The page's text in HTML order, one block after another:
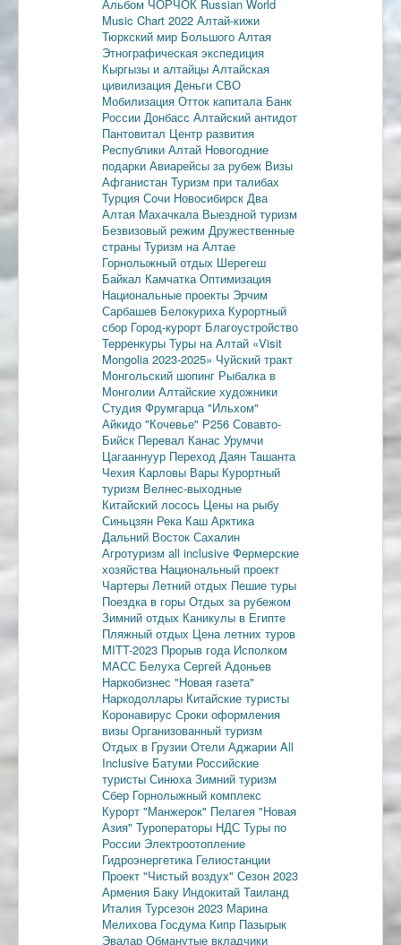
Альбом ЧОРЧОК Russian World
Music Chart 2022 Алтай-кижи
Тюркский мир Большого Алтая
Этнографическая экспедиция
Кыргызы и алтайцы Алтайская
цивилизация Деньги СВО
Мобилизация Отток капитала Банк
России Донбасс Алтайский антидот
Пантовитал Центр развития
Республики Алтай Новогодние
подарки Авиарейсы за рубеж Визы
Афганистан Туризм при талибах
Турция Сочи Новосибирск Два
Алтая Махачкала Выездной туризм
Безвизовый режим Дружественные
страны Туризм на Алтае
Горнолыжный отдых Шерегеш
Байкал КамчаткаОптимизация
Национальные проекты Эрчим
Сарбашев Белокуриха Курортный
сбор Город-курорт Благоустройство
Терренкуры Туры на Алтай «Visit
Mongolia 2023-2025» Чуйский тракт
Монгольский шопинг Рыбалка в
Монголии Алтайские художники
Студия Фрумгарца"Ильхом"
Айкидо "Кочевье" Р256 Совавто-
Бийск Перевал Канас Урумчи
Цагааннуур Переход Даян Ташанта
Чехия Карловы Вары Курортный
туризм Велнес-выходные
Китайский лосось Цены на рыбу
Синьцзян Река Каш Арктика
Дальний Восток Сахалин
Агротуризм all inclusive Фермерские
хозяйства Национальный проект
Чартеры Летний отдых Пешие туры
Поездка в горы Отдых за рубежом
Зимний отдых Каникулы в Египте
Пляжный отдых Цена летних туров
MITT-2023 Прорыв года Исполком
МАСС БелухаСергей Адоньев
Наркобизнес "Новая газета"
Наркодоллары Китайские туристы
Коронавирус Сроки оформления
визы Организованный туризм
Отдых в Грузии Отели Аджарии All
Inclusive Батуми Российские
туристы СинюхаЗимний туризм
Сбер Горнолыжный комплекс
Курорт "Манжерок" Пелагея "Новая
Азия" Туроператоры НДС Туры по
России Электроотопление
Гидроэнергетика Гелиостанции
Проект "Чистый воздух" Сезон 2023
Армения Баку Индокитай Таиланд
Италия Турсезон 2023 Марина
Мелихова Госдума Кипр Пазырык
Эвалар Обманутые вкладчики